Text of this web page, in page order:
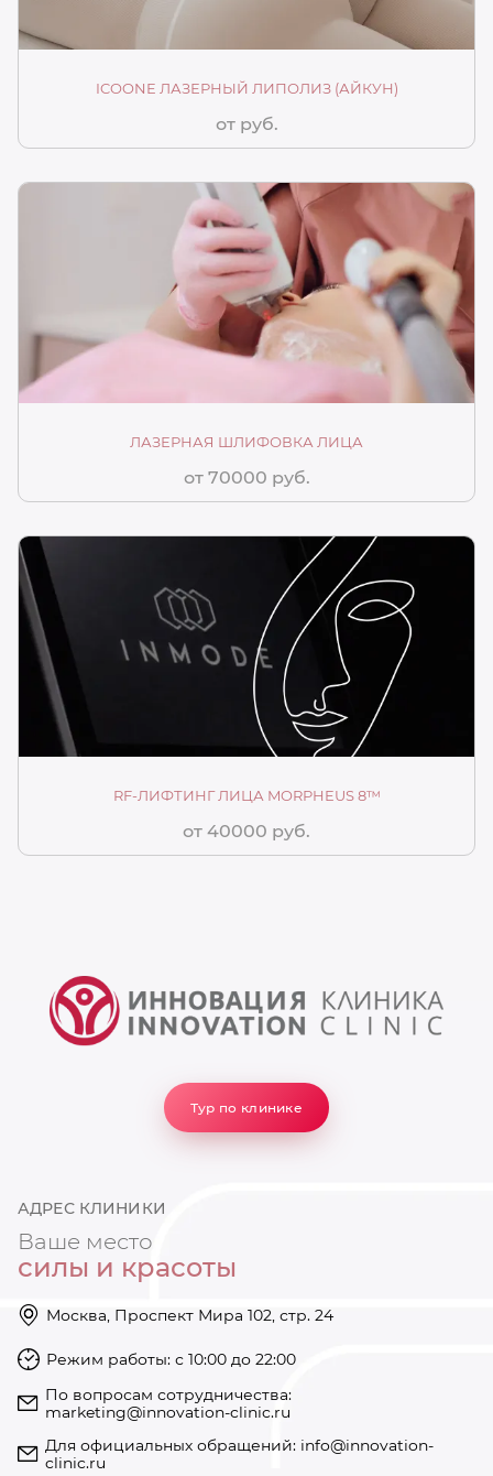
ICOONE ЛАЗЕРНЫЙ ЛИПОЛИЗ (АЙКУН)
от руб.
ЛАЗЕРНАЯ ШЛИФОВКА ЛИЦА
от 70000 руб.
RF-ЛИФТИНГ ЛИЦА MORPHEUS 8™
от 40000 руб.
Тур по клинике
Режим работы: с 10:00 до 22:00
+74997501585
АДРЕС КЛИНИКИ
Ваше место
силы и красоты
Москва, Проспект Мира 102, стр. 24
Режим работы: с 10:00 до 22:00
По вопросам сотрудничества:
marketing@innovation-clinic.ru
Для официальных обращений: info@innovation-
clinic.ru